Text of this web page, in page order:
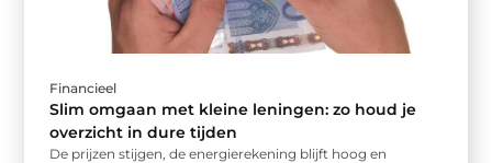
Financieel
Slim omgaan met kleine leningen: zo houd je
overzicht in dure tijden
De prijzen stijgen, de energierekening blijft hoog en